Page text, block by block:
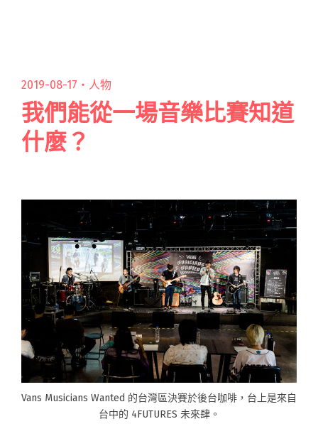
2019-08-17・ 人物
我們能從一場音樂比賽知道
什麼？
Vans Musicians Wanted 的台灣區決賽於後台咖啡，台上是來自
台中的 4FUTURES 未來肆。